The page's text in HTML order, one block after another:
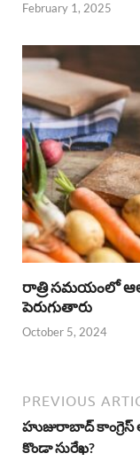
February 1, 2025
రాత్రి సమయంలో ఆలా
పెరుగుతారు
October 5, 2024
PREVIOUS
హుజురాబాద్ కాంగ్రెస్
కొండా సురేఖ?